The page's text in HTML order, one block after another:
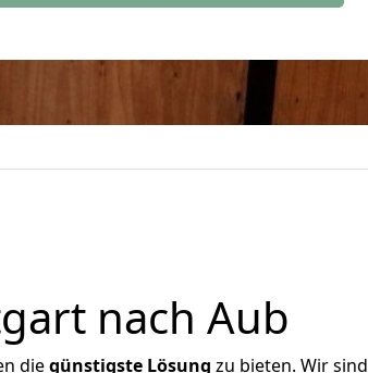
nach Aub
diegünstigste Lösung zu bieten. Wir sind